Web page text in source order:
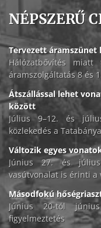
NÉPSZERŰ
Tervezett áramszünet
Hálózatbővítés
áramszolgáltatás 8 és
Átszállással lehet
között
Július 9–12. és
közlekedés a
Változik egyes
Június 27. és
vasútvonalat is érinti a
Másodfokú
Június 20-tól
figyelmeztetés